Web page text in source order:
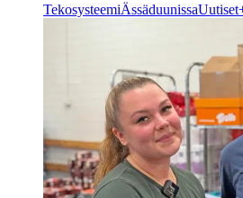
TekosysteemiÄssäduunissaUutiset